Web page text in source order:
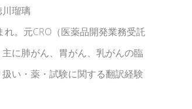
瑠璃
れ。元CRO（医薬品開発業務受託
に肺がん、胃がん、乳がんの臨
い・薬・試験に関する翻訳経験